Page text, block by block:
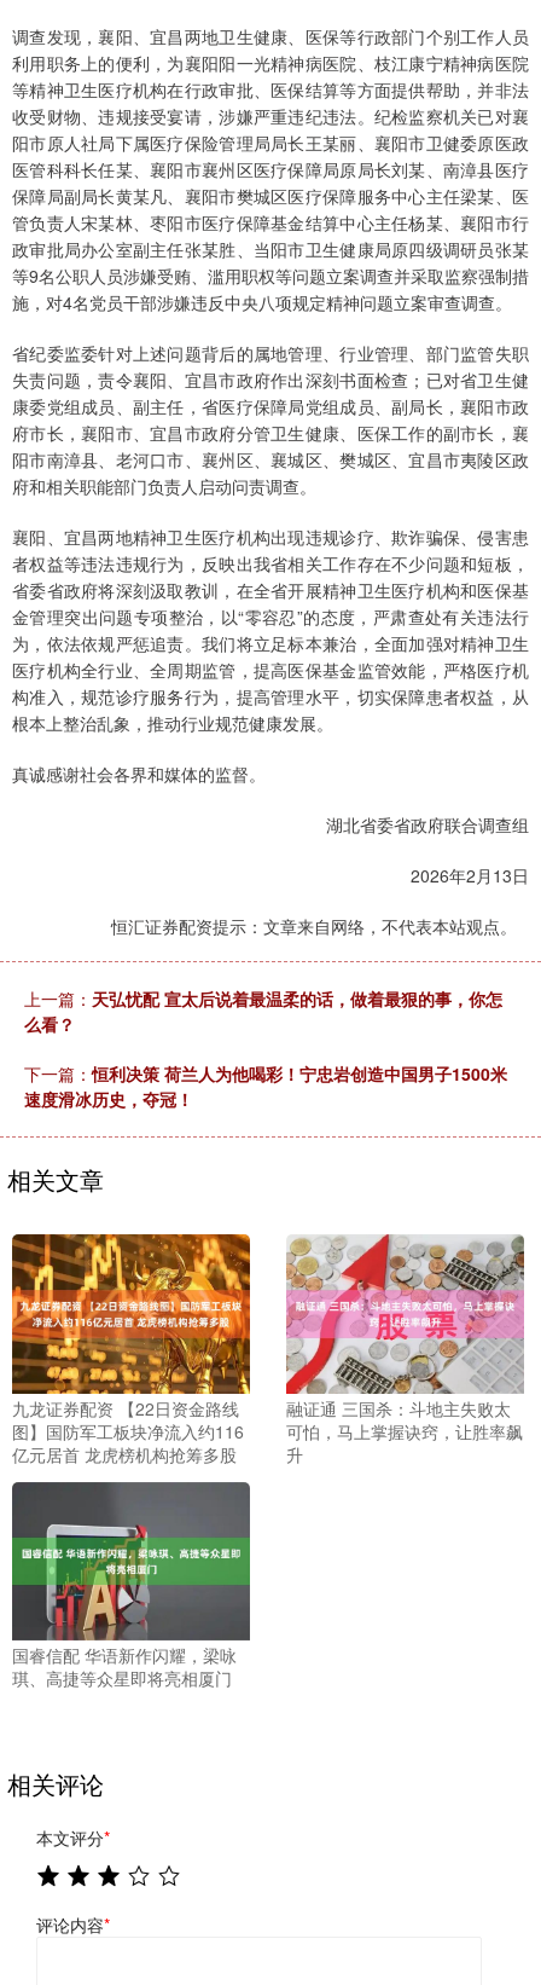
调查发现，襄阳、宜昌两地卫生健康、医保等行政部门个别工作人员
利用职务上的便利，为襄阳阳一光精神病医院、枝江康宁精神病医院
等精神卫生医疗机构在行政审批、医保结算等方面提供帮助，并非法
收受财物、违规接受宴请，涉嫌严重违纪违法。纪检监察机关已对襄
阳市原人社局下属医疗保险管理局局长王某丽、襄阳市卫健委原医政
医管科科长任某、襄阳市襄州区医疗保障局原局长刘某、南漳县医疗
保障局副局长黄某凡、襄阳市樊城区医疗保障服务中心主任梁某、医
管负责人宋某林、枣阳市医疗保障基金结算中心主任杨某、襄阳市行
政审批局办公室副主任张某胜、当阳市卫生健康局原四级调研员张某
等9名公职人员涉嫌受贿、滥用职权等问题立案调查并采取监察强制措
施，对4名党员干部涉嫌违反中央八项规定精神问题立案审查调查。
省纪委监委针对上述问题背后的属地管理、行业管理、部门监管失职
失责问题，责令襄阳、宜昌市政府作出深刻书面检查；已对省卫生健
康委党组成员、副主任，省医疗保障局党组成员、副局长，襄阳市政
府市长，襄阳市、宜昌市政府分管卫生健康、医保工作的副市长，襄
阳市南漳县、老河口市、襄州区、襄城区、樊城区、宜昌市夷陵区政
府和相关职能部门负责人启动问责调查。
襄阳、宜昌两地精神卫生医疗机构出现违规诊疗、欺诈骗保、侵害患
者权益等违法违规行为，反映出我省相关工作存在不少问题和短板，
省委省政府将深刻汲取教训，在全省开展精神卫生医疗机构和医保基
金管理突出问题专项整治，以“零容忍”的态度，严肃查处有关违法行
为，依法依规严惩追责。我们将立足标本兼治，全面加强对精神卫生
医疗机构全行业、全周期监管，提高医保基金监管效能，严格医疗机
构准入，规范诊疗服务行为，提高管理水平，切实保障患者权益，从
根本上整治乱象，推动行业规范健康发展。
真诚感谢社会各界和媒体的监督。
湖北省委省政府联合调查组
2026年2月13日
恒汇证券配资提示：文章来自网络，不代表本站观点。
上一篇： 天弘忧配 宣太后说着最温柔的话，做着最狠的事，你怎
么看？
下一篇：恒利决策 荷兰人为他喝彩！宁忠岩创造中国男子1500米
速度滑冰历史，夺冠！
相关文章
九龙证券配资 【22日资金路线
图】国防军工板块净流入约116
亿元居首 龙虎榜机构抢筹多股
融证通 三国杀：斗地主失败太
可怕，马上掌握诀窍，让胜率飙
升
国睿信配 华语新作闪耀，梁咏
琪、高捷等众星即将亮相厦门
相关评论
本文评分*
评论内容*